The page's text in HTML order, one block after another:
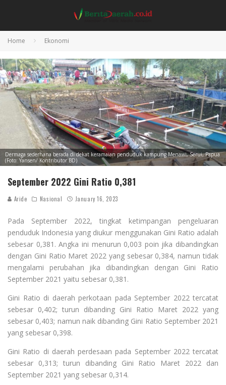
Home Ekonomi
Dermaga sederhana berada di dekat keramaian penduduk kampung Menawi, Serui, Papua
(Foto: Yansen/ Kontributor BD)
September 2022 Gini Ratio 0,381
Aride Nasional January 16, 2023
Pada September 2022, tingkat ketimpangan pengeluaran
penduduk Indonesia yang diukur menggunakan Gini Ratio adalah
sebesar 0,381. Angka ini menurun 0,003 poin jika dibandingkan
dengan Gini Ratio Maret 2022 yang sebesar 0,384, namun tidak
mengalami perubahan jika dibandingkan dengan Gini Ratio
September 2021 yaitu sebesar 0,381.
Gini Ratio di daerah perkotaan pada September 2022 tercatat
sebesar 0,402; turun dibanding Gini Ratio Maret 2022 yang
sebesar 0,403; namun naik dibanding Gini Ratio September 2021
yang sebesar 0,398.
Gini Ratio di daerah perdesaan pada September 2022 tercatat
sebesar 0,313; turun dibanding Gini Ratio Maret 2022 dan
September 2021 yang sebesar 0,314.